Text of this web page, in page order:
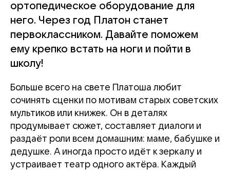
ортопедическое оборудование для
него. Через год Платон станет
первоклассником. Давайте поможем
ему крепко встать на ноги и пойти в
школу!
Больше всего на свете Платоша любит
сочинять сценки по мотивам старых советских
мультиков или книжек. Он в деталях
продумывает сюжет, составляет диалоги и
раздаёт роли всем домашним: маме, бабушке и
дедушке. А иногда просто идёт к зеркалу и
устраивает театр одного актёра. Каждый